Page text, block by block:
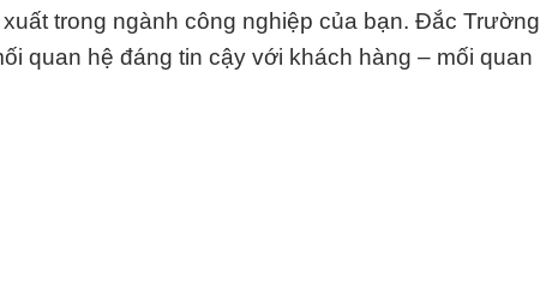
trong ngành công nghiệp của bạn. Đắc Trường
quan hệ đáng tin cậy với khách hàng – mối quan